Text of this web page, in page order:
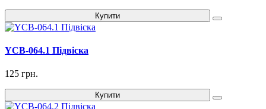
Купити
YCB-064.1 Підвіска
125 грн.
Купити